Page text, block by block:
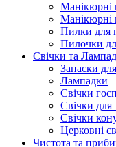
Манікюрні
Манікюрні
Пилки для
Пилочки
Свічки та
Запаски
Лампадки
Свічки
Свічки для
Свічки
Церковні
Чистота та